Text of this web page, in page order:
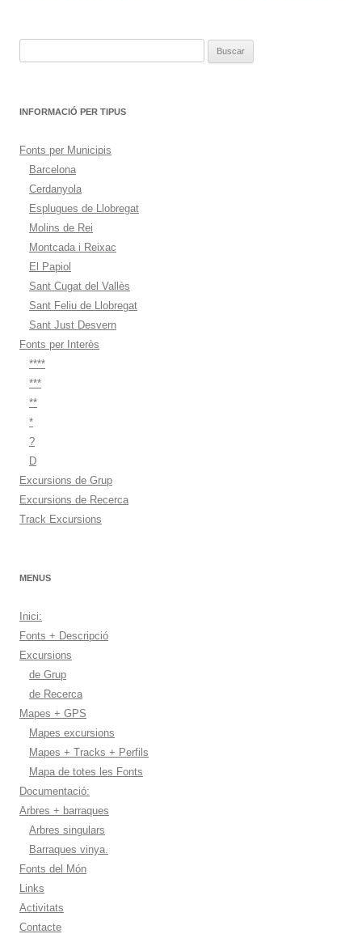
INFORMACIÓ PER TIPUS
Fonts per Municipis
Barcelona
Cerdanyola
Esplugues de Llobregat
Molins de Rei
Montcada i Reixac
El Papiol
Sant Cugat del Vallès
Sant Feliu de Llobregat
Sant Just Desvern
Fonts per Interès
****
***
**
*
?
D
Excursions de Grup
Excursions de Recerca
Track Excursions
MENUS
Inici:
Fonts + Descripció
Excursions
de Grup
de Recerca
Mapes + GPS
Mapes excursions
Mapes + Tracks + Perfils
Mapa de totes les Fonts
Documentació:
Arbres + barraques
Arbres singulars
Barraques vinya.
Fonts del Món
Links
Activitats
Contacte